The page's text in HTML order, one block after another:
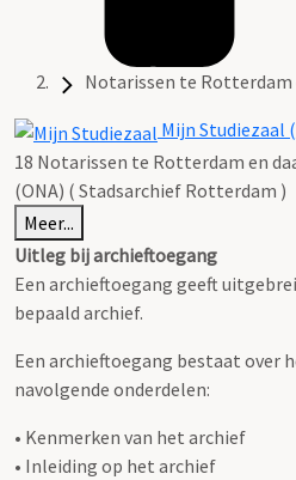
Notarissen te Rotterdam
Mijn Studiezaal
18 Notarissen te Rotterdam en
(ONA) ( Stadsarchief Rotterdam )
Meer...
Uitleg bij archieftoegang
Een archieftoegang geeft
bepaald archief.
Een archieftoegang bestaat over
navolgende onderdelen:
• Kenmerken van het archief
• Inleiding op het archief